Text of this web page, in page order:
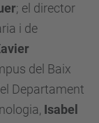
; el director
i de
del Baix
Departament
Isabel